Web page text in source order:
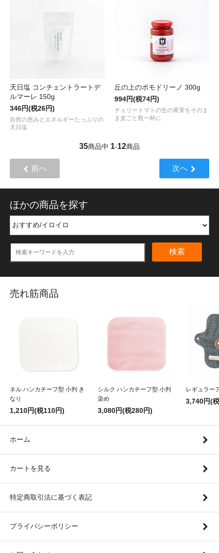
天日塩 コンチェントラートデ
ルマーレ 150g
346円(税26円)
自然の恵みとエネルギーたっぷりの
天日塩
丘の上のポモドリーノ 300g
994円(税74円)
チェリートマトの生の果実をそのま
ま皮ごと瓶一杯に
35商品中 1-12商品
前へ 次へ
ほかの商品を探す
検索
売れ筋商品
ネル ハンカチーフ型 小判 き
なり
1,210円(税110円)
シルク ハンカチーフ型 小判
染め
3,080円(税280円)
レギュラー
3,740円(
ホーム
カートを見る
特定商取引法に基づく表記
プライバシーポリシー